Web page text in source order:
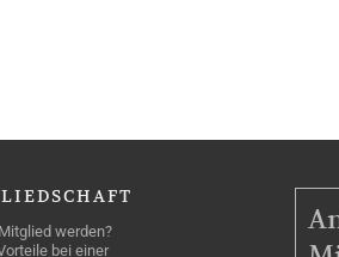
werden?
bei einer